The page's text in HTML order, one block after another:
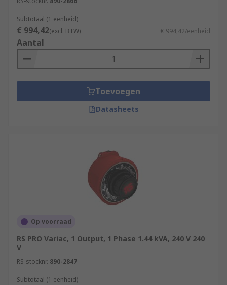
Subtotaal (1 eenheid)
€ 994,42(excl. BTW) € 994,42/eenheid
Aantal
Toevoegen
Datasheets
Op voorraad
RS PRO Variac, 1 Output, 1 Phase 1.44 kVA, 240 V 240
V
RS-stocknr. 890-2847
Subtotaal (1 eenheid)